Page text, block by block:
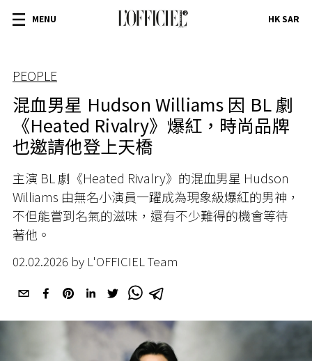
MENU HK SAR
PEOPLE
混血男星 Hudson Williams 因 BL 劇
《Heated Rivalry》爆紅，時尚品牌
也邀請他登上天橋
主演 BL 劇《Heated Rivalry》的混血男星 Hudson
Williams 由無名小演員一躍成為現象級爆紅的男神，
不但能嘗到名氣的滋味，還有不少難得的機會等待
著他。
02.02.2026 by L'OFFICIEL Team